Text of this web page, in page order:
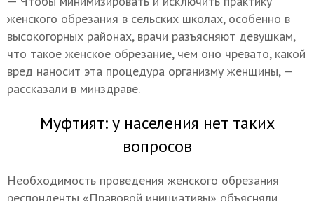
женского обрезания в сельских школах, особенно в
высокогорных районах, врачи разъясняют девушкам,
что такое женское обрезание, чем оно чревато, какой
вред наносит эта процедура организму женщины, —
рассказали в минздраве.
Муфтият: у населения нет таких
вопросов
Необходимость проведения женского обрезания